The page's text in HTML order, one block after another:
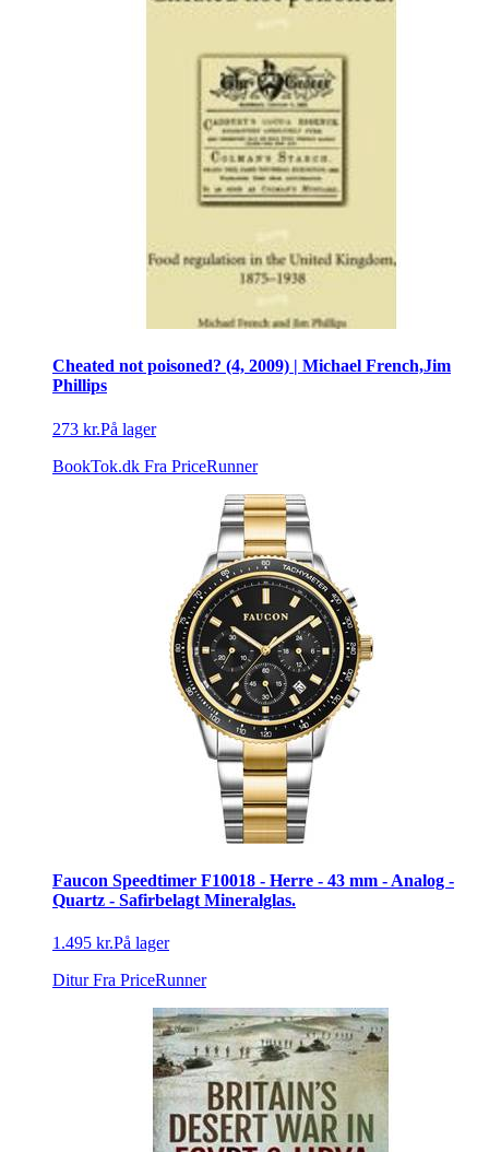
Cheated not poisoned? (4, 2009) | Michael French,Jim
Phillips
273 kr.På lager
BookTok.dk Fra PriceRunner
Faucon Speedtimer F10018 - Herre - 43 mm - Analog -
Quartz - Safirbelagt Mineralglas.
1.495 kr.På lager
Ditur Fra PriceRunner